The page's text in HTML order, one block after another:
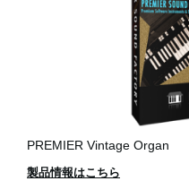
PREMIER Vintage Organ
製品情報はこちら